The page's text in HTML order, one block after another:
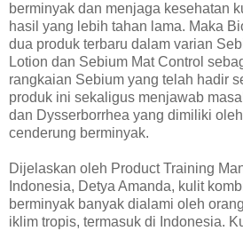
berminyak dan menjaga kesehatan
hasil yang lebih tahan lama. Maka
dua produk terbaru dalam varian
Lotion dan Sebium Mat Control
rangkaian Sebium yang telah hadir
produk ini sekaligus menjawab
dan Dysserborrhea yang dimiliki
cenderung berminyak.
Dijelaskan oleh Product Training
Indonesia, Detya Amanda, kulit
berminyak banyak dialami oleh
iklim tropis, termasuk di Indonesia.